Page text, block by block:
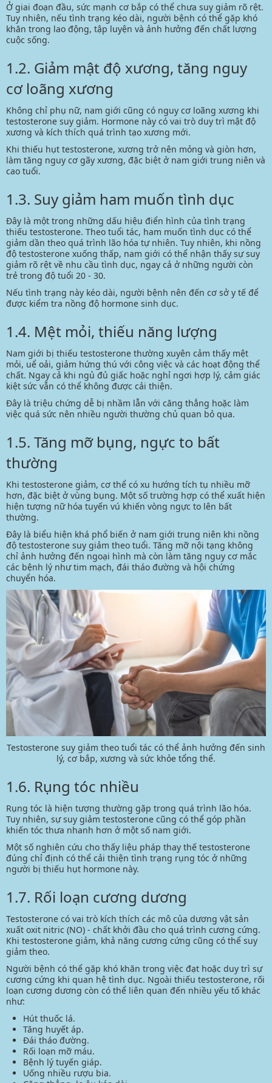
Ở giai đoạn đầu, sức mạnh cơ bắp có thể chưa suy giảm rõ rệt.
Tuy nhiên, nếu tình trạng kéo dài, người bệnh có thể gặp khó
khăn trong lao động, tập luyện và ảnh hưởng đến chất lượng
cuộc sống.
1.2. Giảm mật độ xương, tăng nguy
cơ loãng xương
Không chỉ phụ nữ, nam giới cũng có nguy cơ loãng xương khi
testosterone suy giảm. Hormone này có vai trò duy trì mật độ
xương và kích thích quá trình tạo xương mới.
Khi thiếu hụt testosterone, xương trở nên mỏng và giòn hơn,
làm tăng nguy cơ gãy xương, đặc biệt ở nam giới trung niên và
cao tuổi.
1.3. Suy giảm ham muốn tình dục
Đây là một trong những dấu hiệu điển hình của tình trạng
thiếu testosterone. Theo tuổi tác, ham muốn tình dục có thể
giảm dần theo quá trình lão hóa tự nhiên. Tuy nhiên, khi nồng
độ testosterone xuống thấp, nam giới có thể nhận thấy sự suy
giảm rõ rệt về nhu cầu tình dục, ngay cả ở những người còn
trẻ trong độ tuổi 20 - 30.
Nếu tình trạng này kéo dài, người bệnh nên đến cơ sở y tế để
được kiểm tra nồng độ hormone sinh dục.
1.4. Mệt mỏi, thiếu năng lượng
Nam giới bị thiếu testosterone thường xuyên cảm thấy mệt
mỏi, uể oải, giảm hứng thú với công việc và các hoạt động thể
chất. Ngay cả khi ngủ đủ giấc hoặc nghỉ ngơi hợp lý, cảm giác
kiệt sức vẫn có thể không được cải thiện.
Đây là triệu chứng dễ bị nhầm lẫn với căng thẳng hoặc làm
việc quá sức nên nhiều người thường chủ quan bỏ qua.
1.5. Tăng mỡ bụng, ngực to bất
thường
Khi testosterone giảm, cơ thể có xu hướng tích tụ nhiều mỡ
hơn, đặc biệt ở vùng bụng. Một số trường hợp có thể xuất hiện
hiện tượng nữ hóa tuyến vú khiến vòng ngực to lên bất
thường.
Đây là biểu hiện khá phổ biến ở nam giới trung niên khi nồng
độ testosterone suy giảm theo tuổi. Tăng mỡ nội tạng không
chỉ ảnh hưởng đến ngoại hình mà còn làm tăng nguy cơ mắc
các bệnh lý nhưtim mạch, đái tháo đường và hội chứng
chuyển hóa.
Testosterone suy giảm theo tuổi tác có thể ảnh hưởng đến sinh
lý, cơ bắp, xương và sức khỏe tổng thể.
1.6. Rụng tóc nhiều
Rụng tóc là hiện tượng thường gặp trong quá trình lão hóa.
Tuy nhiên, sự suy giảm testosterone cũng có thể góp phần
khiến tóc thưa nhanh hơn ở một số nam giới.
Một số nghiên cứu cho thấy liệu pháp thay thế testosterone
đúng chỉ định có thể cải thiện tình trạng rụng tóc ở những
người bị thiếu hụt hormone này.
1.7. Rối loạn cương dương
Testosterone có vai trò kích thích các mô của dương vật sản
xuất oxit nitric (NO) - chất khởi đầu cho quá trình cương cứng.
Khi testosterone giảm, khả năng cương cứng cũng có thể suy
giảm theo.
Người bệnh có thể gặp khó khăn trong việc đạt hoặc duy trì sự
cương cứng khi quan hệ tình dục. Ngoài thiếu testosterone, rối
loạn cương dương còn có thể liên quan đến nhiều yếu tố khác
như:
Hút thuốc lá.
Tăng huyết áp.
Đái tháo đường.
Rối loạn mỡ máu.
Bệnh lý tuyến giáp.
Uống nhiều rượu bia.